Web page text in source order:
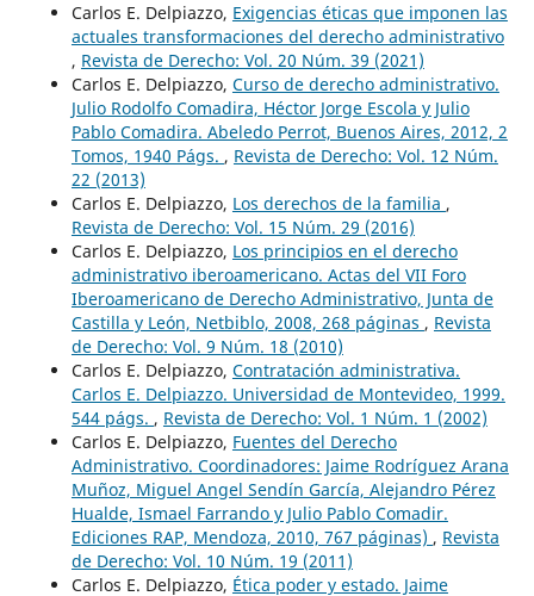
Carlos E. Delpiazzo, Exigencias éticas que imponen las
actuales transformaciones del derecho administrativo
, Revista de Derecho: Vol. 20 Núm. 39 (2021)
Carlos E. Delpiazzo, Curso de derecho administrativo.
Julio Rodolfo Comadira, Héctor Jorge Escola y Julio
Pablo Comadira. Abeledo Perrot, Buenos Aires, 2012, 2
Tomos, 1940 Págs. , Revista de Derecho: Vol. 12 Núm.
22 (2013)
Carlos E. Delpiazzo, Los derechos de la familia ,
Revista de Derecho: Vol. 15 Núm. 29 (2016)
Carlos E. Delpiazzo, Los principios en el derecho
administrativo iberoamericano. Actas del VII Foro
Iberoamericano de Derecho Administrativo, Junta de
Castilla y León, Netbiblo, 2008, 268 páginas , Revista
de Derecho: Vol. 9 Núm. 18 (2010)
Carlos E. Delpiazzo, Contratación administrativa.
Carlos E. Delpiazzo. Universidad de Montevideo, 1999.
544 págs. , Revista de Derecho: Vol. 1 Núm. 1 (2002)
Carlos E. Delpiazzo, Fuentes del Derecho
Administrativo. Coordinadores: Jaime Rodríguez Arana
Muñoz, Miguel Angel Sendín García, Alejandro Pérez
Hualde, Ismael Farrando y Julio Pablo Comadir.
Ediciones RAP, Mendoza, 2010, 767 páginas) , Revista
de Derecho: Vol. 10 Núm. 19 (2011)
Carlos E. Delpiazzo, Ética poder y estado. Jaime